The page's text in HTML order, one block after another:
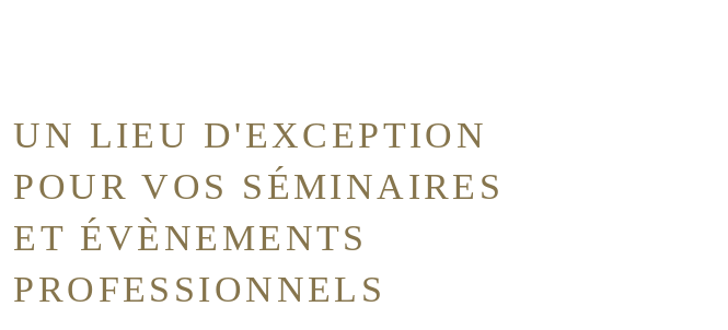
UN LIEU D'EXCEPTION
POUR VOS SÉMINAIRES
ET ÉVÈNEMENTS
PROFESSIONNELS